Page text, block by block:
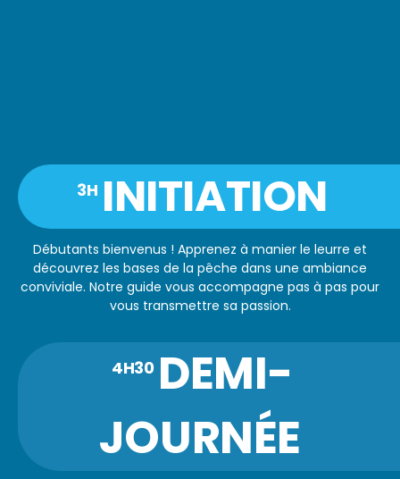
3H INITIATION
Débutants bienvenus ! Apprenez à manier le leurre et
découvrez les bases de la pêche dans une ambiance
conviviale. Notre guide vous accompagne pas à pas pour
vous transmettre sa passion.
4H30 DEMI-
JOURNÉE